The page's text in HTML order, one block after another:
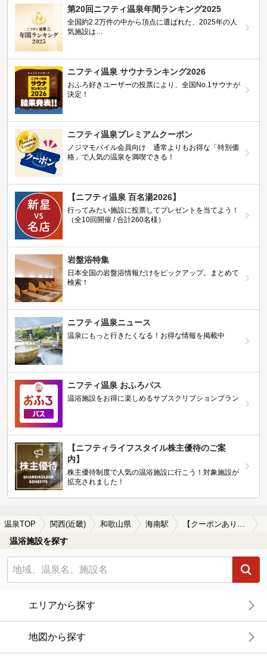
第20回ニフティ温泉年間ランキング2025
全国約2.2万件の中から頂点に選ばれた、2025年の人
気施設は…
ニフティ温泉 サウナランキング2026
おふろ好きユーザーの投票により、全国No.1サウナが
決定！
ニフティ温泉プレミアムクーポン
ノジマモバイル会員向け 通常よりもお得な「特別価
格」で人気の温泉を満喫できる！
【ニフティ温泉 百名湯2026】
行ってみたい施設に投票してプレゼントを当てよう！
（全10回開催 / 合計260名様）
岩盤浴特集
日本全国の岩盤浴情報だけをピックアップ。まとめて
検索！
ニフティ温泉ニュース
温泉にもっと行きたくなる！お得な情報を掲載中
ニフティ温泉 おふろパス
温浴施設をお得に楽しめるサブスクリプションプラン
【ニフティライフスタイル株主優待のご案
内】
株主優待制度で人気の温浴施設に行こう！対象施設が
拡充されました！
温泉TOP 関西(近畿) 和歌山県 海南駅
温浴施設を探す
エリアから探す
地図から探す